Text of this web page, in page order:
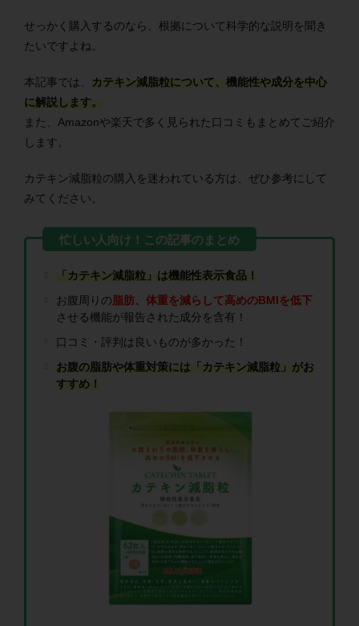
せっかく購入するのなら、根拠について科学的な説明を聞き
たいですよね。
本記事では、
カテキン減脂粒について、機能性や成分を中心
に解説します。
また、Amazonや楽天で多く見られた口コミもまとめてご紹介
します。
カテキン減脂粒の購入を迷われている方は、ぜひ参考にして
みてください。
「カテキン減脂粒」は機能性表示食品！
お腹周りの 脂肪、体重を減らして高めのBMIを低下
させる機能が報告された成分を含有！
口コミ・評判は良いものが多かった！
お腹の脂肪や体重対策には「カテキン減脂粒」がお
すすめ！